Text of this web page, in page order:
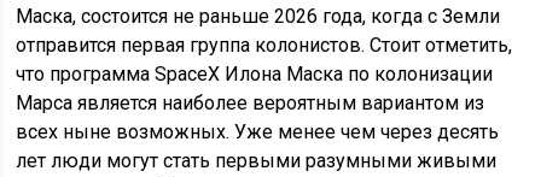
Маска, состоится не раньше 2026 года, когда с Земли
отправится первая группа колонистов. Стоит отметить,
что программа SpaceX Илона Маска по колонизации
Марса является наиболее вероятным вариантом из
всех ныне возможных. Уже менее чем через десять
лет люди могут стать первыми разумными живыми